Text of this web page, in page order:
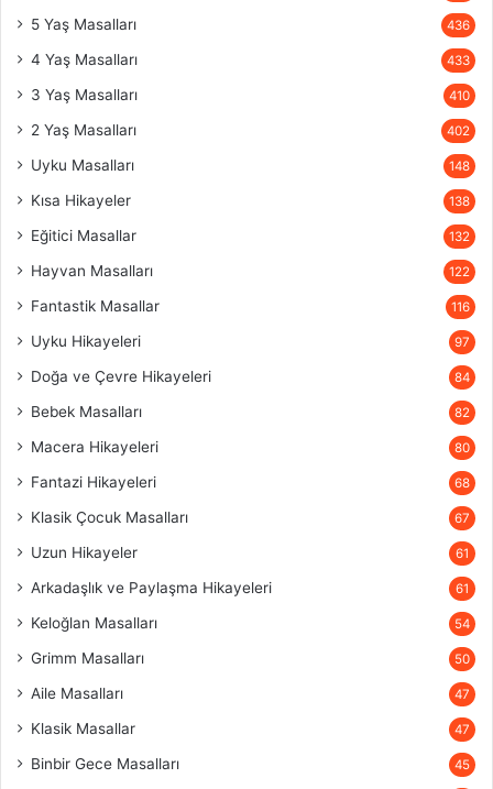
5 Yaş Masalları 436
4 Yaş Masalları 433
3 Yaş Masalları 410
2 Yaş Masalları 402
Uyku Masalları 148
Kısa Hikayeler 138
Eğitici Masallar 132
Hayvan Masalları 122
Fantastik Masallar 116
Uyku Hikayeleri 97
Doğa ve Çevre Hikayeleri 84
Bebek Masalları 82
Macera Hikayeleri 80
Fantazi Hikayeleri 68
Klasik Çocuk Masalları 67
Uzun Hikayeler 61
Arkadaşlık ve Paylaşma Hikayeleri 61
Keloğlan Masalları 54
Grimm Masalları 50
Aile Masalları 47
Klasik Masallar 47
Binbir Gece Masalları 45